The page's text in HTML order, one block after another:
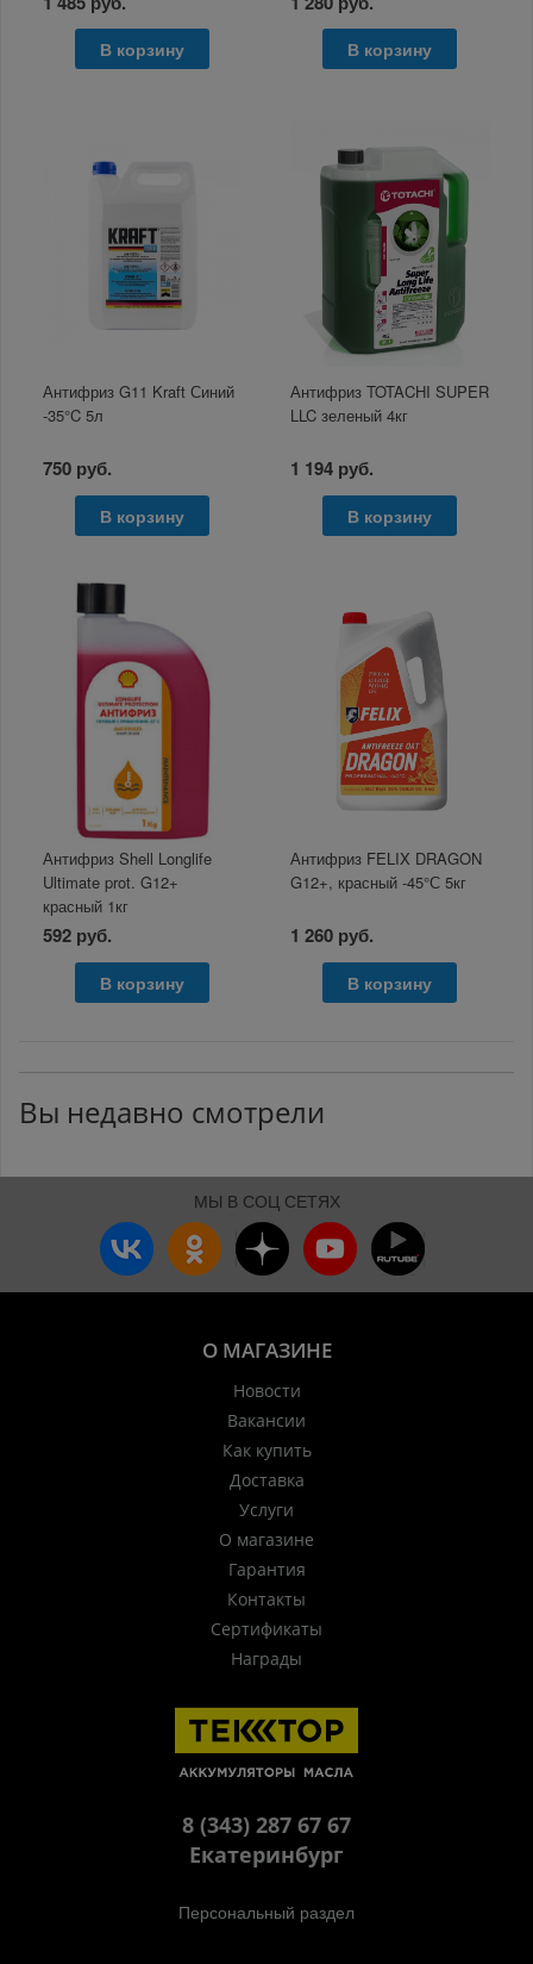
В корзину В корзину
Антифриз G11 Kraft Синий
-35°C 5л
750 руб.
В корзину
Антифриз TOTACHI SUPER
LLC зеленый 4кг
1 194 руб.
В корзину
Антифриз Shell Longlife
Ultimate prot. G12+
красный 1кг
592 руб.
В корзину
Антифриз FELIX DRAGON
G12+, красный -45°С 5кг
1 260 руб.
В корзину
Вы недавно смотрели
МЫ В СОЦ СЕТЯХ
О МАГАЗИНЕ
Новости
Вакансии
Как купить
Доставка
Услуги
О магазине
Гарантия
Контакты
Сертификаты
Награды
8 (343) 287 67 67
Екатеринбург
Персональный раздел